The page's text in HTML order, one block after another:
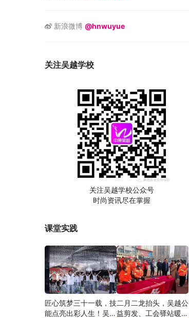
新浪微博 @hnwuyue
关注吴越学校
关注吴越学校公众号
时尚资讯尽在掌握
课堂实践
匠心筑梦三十一载，技
能点亮出彩人生！吴越
二月二龙抬头，吴越公
益剪发、工会驿站暖人